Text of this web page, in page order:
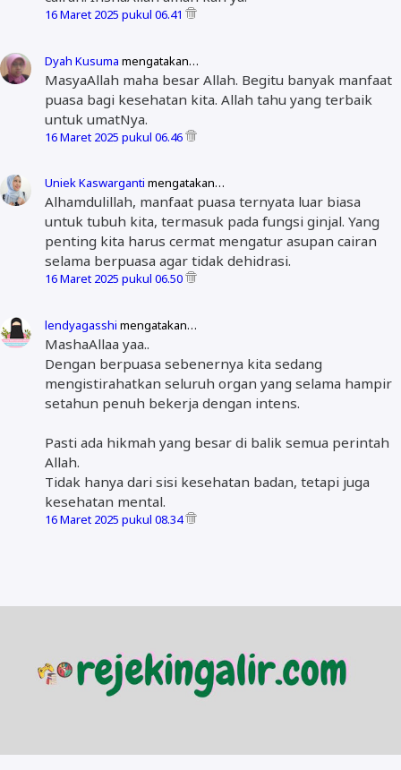
16 Maret 2025 pukul 06.41
Dyah Kusuma mengatakan…
MasyaAllah maha besar Allah. Begitu banyak manfaat
puasa bagi kesehatan kita. Allah tahu yang terbaik
untuk umatNya.
16 Maret 2025 pukul 06.46
Uniek Kaswarganti mengatakan…
Alhamdulillah, manfaat puasa ternyata luar biasa
untuk tubuh kita, termasuk pada fungsi ginjal. Yang
penting kita harus cermat mengatur asupan cairan
selama berpuasa agar tidak dehidrasi.
16 Maret 2025 pukul 06.50
lendyagasshi mengatakan…
MashaAllaa yaa..
Dengan berpuasa sebenernya kita sedang
mengistirahatkan seluruh organ yang selama hampir
setahun penuh bekerja dengan intens.
Pasti ada hikmah yang besar di balik semua perintah
Allah.
Tidak hanya dari sisi kesehatan badan, tetapi juga
kesehatan mental.
16 Maret 2025 pukul 08.34